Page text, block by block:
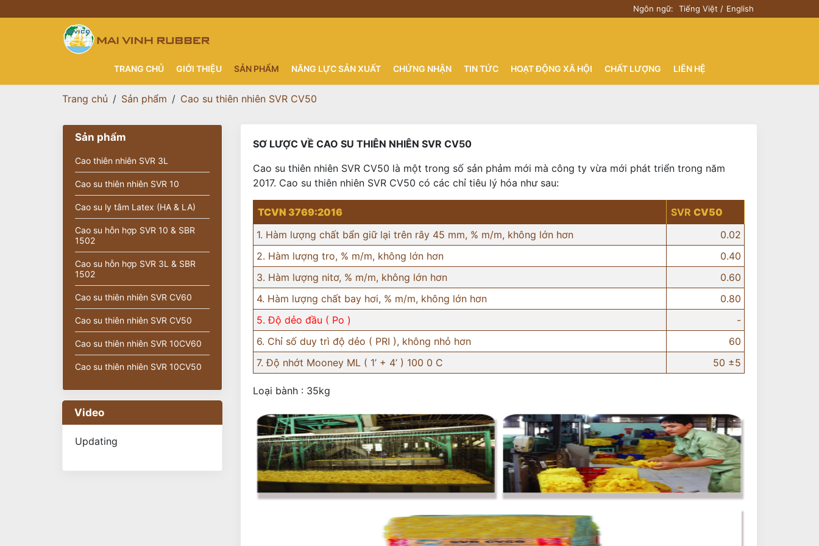
Ngôn ngữ: Tiếng Việt English
TRANG CHỦ GIỚI THIỆU SẢN PHẨM NĂNG LỰC SẢN XUẤT CHỨNG NHẬN TIN TỨC HOẠT ĐỘNG XÃ HỘI CHẤT LƯỢNG LIÊN HỆ
Trang chủ Sản phẩm Cao su thiên nhiên SVR CV50
Sản phẩm
Cao thiên nhiên SVR 3L
Cao su thiên nhiên SVR 10
Cao su ly tâm Latex (HA & LA)
Cao su hỗn hợp SVR 10 & SBR
1502
Cao su hỗn hợp SVR 3L & SBR
1502
Cao su thiên nhiên SVR CV60
Cao su thiên nhiên SVR CV50
Cao su thiên nhiên SVR 10CV60
Cao su thiên nhiên SVR 10CV50
Video
Updating
SƠ LƯỢC VỀ CAO SU THIÊN NHIÊN SVR CV50
Cao su thiên nhiên SVR CV50 là một trong số sản phảm mới mà công ty vừa mới phát triển trong năm
2017. Cao su thiên nhiên SVR CV50 có các chỉ tiêu lý hóa như sau:
TCVN 3769:2016 SVR CV50
1. Hàm lượng chất bẩn giữ lại trên rây 45 mm, % m/m, không lớn hơn
0.02
2. Hàm lượng tro, % m/m, không lớn hơn
0.40
3. Hàm lượng nitơ, % m/m, không lớn hơn
0.60
4. Hàm lượng chất bay hơi, % m/m, không lớn hơn
0.80
5. Độ dẻo đầu ( Po )
-
6. Chỉ số duy trì độ dẻo ( PRI ), không nhỏ hơn
60
7. Độ nhớt Mooney ML ( 1’ + 4’ ) 100 0 C
50 ±5
Loại bành : 35kg